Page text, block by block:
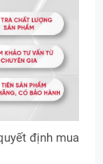
định mua